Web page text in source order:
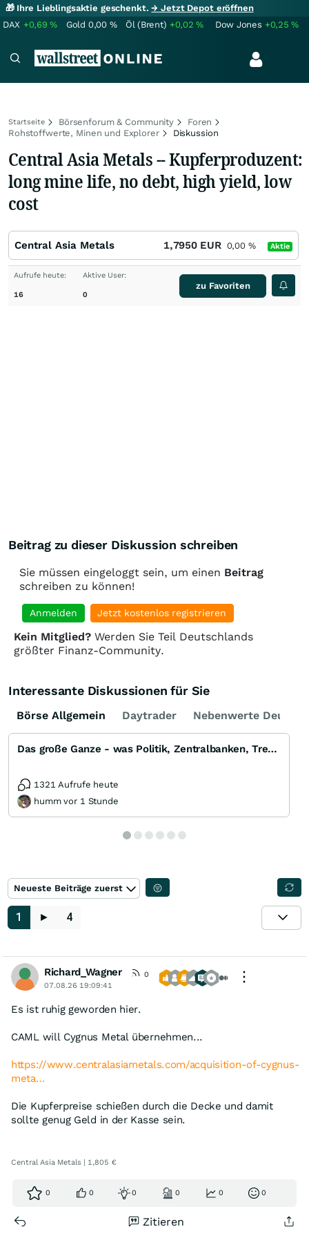
🎁 Ihre Lieblingsaktie geschenkt.→ Jetzt Depot eröffnen
DAX +0,69% Gold 0,00 % Öl (Brent) +0,02% Dow Jones +0,25%
Startseite Börsenforum & Community
Foren
Rohstoffwerte, Minen und Explorer
Diskussion
Central Asia Metals -- Kupferproduzent:
long mine life, no debt, high yield, low
cost
Central Asia Metals 1,7950 EUR 0,00 % Aktie
Aufrufe heute:
16
Aktive User:
0
zu Favoriten
Beitrag zu dieser Diskussion schreiben
Sie müssen eingeloggt sein, um einen Beitrag
schreiben zu können!
Anmelden Jetzt kostenlos registrieren
Kein Mitglied? Werden Sie Teil Deutschlands
größter Finanz-Community.
Interessante Diskussionen für Sie
Börse Allgemein Daytrader Nebenwerte
Das große Ganze - was Politik, Zentralbanken, Trends, Medien und Gesellschaft mit Aktien, Rohstoffen
1321 Aufrufe heute
humm vor 1 Stunde
Neueste Beiträge zuerst
1 ► 4
Richard_Wagner
0
07.08.26 19:09:41
Es ist ruhig geworden hier.
CAML will Cygnus Metal übernehmen...
https://www.centralasiametals.com/acquisition-of-cygnus-
meta…
Die Kupferpreise schießen durch die Decke und damit
sollte genug Geld in der Kasse sein.
Central Asia Metals | 1,805 €
0 0 0 0 0 0
Zitieren